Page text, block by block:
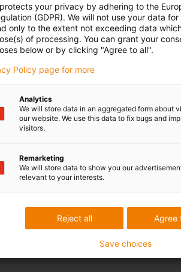
your privacy by adhering to the
(GDPR). We will not use your data
only to the extent not exceeding data
of processing. You can grant your
below or by clicking "Agree to all".
Policy page for more
Analytics
We will store data in an aggregated form about
our website. We use this data to fix bugs and
visitors.
Remarketing
We will store data to show you our
relevant to your interests.
Agree
Reject all
Save choices